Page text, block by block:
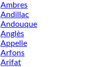
Ambres
Andillac
Andouque
Anglès
Appelle
Arfons
Arifat